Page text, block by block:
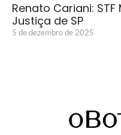
Renato Cariani:
Justiça de SP
5 de dezembro de 2025